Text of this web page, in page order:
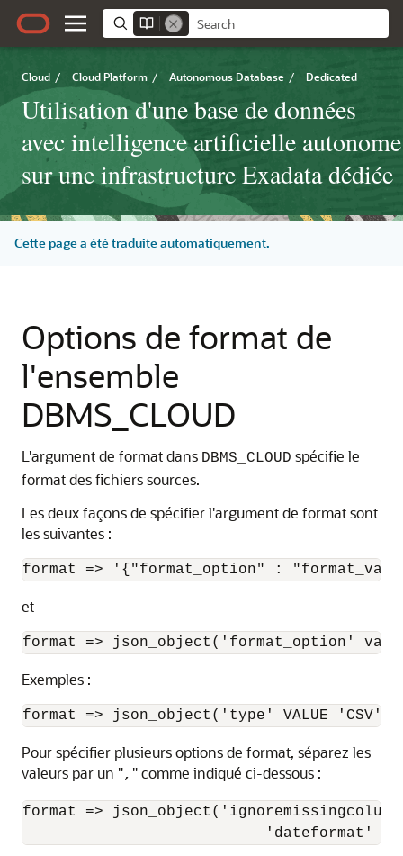
Cloud / Cloud Platform / Autonomous Database / Dedicated
Utilisation d'une base de données
avec intelligence artificielle autonome
sur une infrastructure Exadata dédiée
Cette page a été traduite automatiquement.
Options de format de
l'ensemble
DBMS_CLOUD
L'argument de format dans DBMS_CLOUD spécifie le
format des fichiers sources.
Les deux façons de spécifier l'argument de format sont
les suivantes :
format => '{"format_option" :
et
format => json_object('format_option'
Exemples :
format => json_object('type' VALUE 'CSV')
Pour spécifier plusieurs options de format, séparez les
valeurs par un ", " comme indiqué ci-dessous :
format =>
'dateformat'